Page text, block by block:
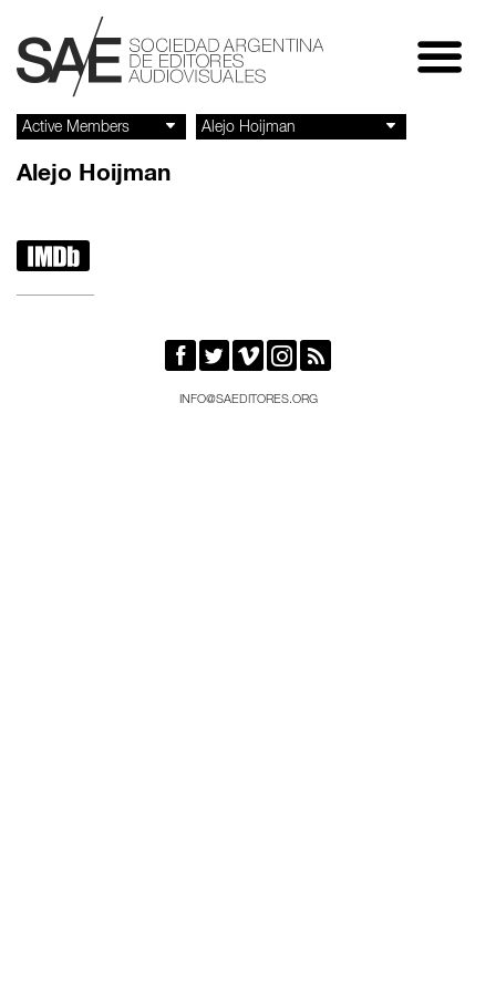
Alejo Hoijman

    
INFO@SAEDITORES.ORG